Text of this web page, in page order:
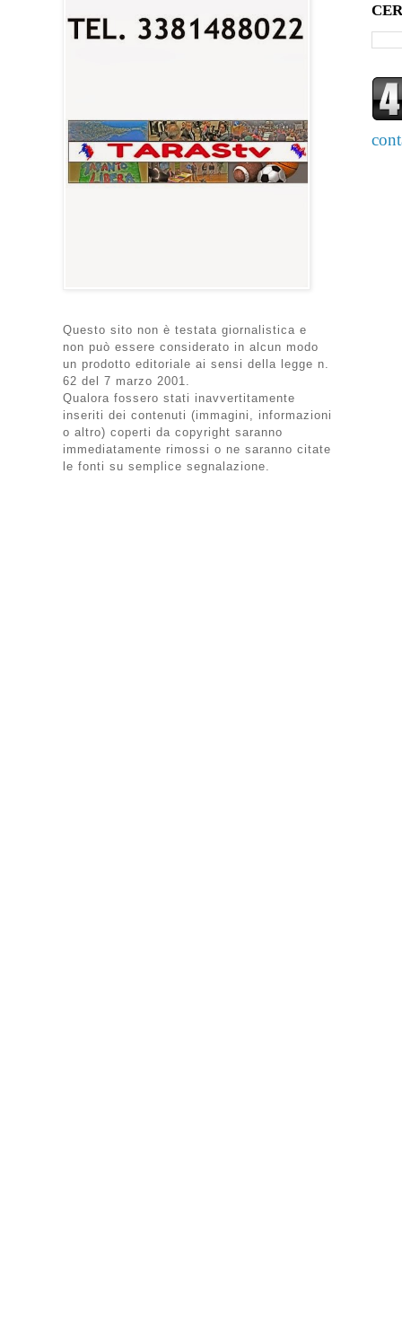
Questo sito non è testata giornalistica e
non può essere considerato in alcun modo
un prodotto editoriale ai sensi della legge n.
62 del 7 marzo 2001.
Qualora fossero stati inavvertitamente
inseriti dei contenuti (immagini, informazioni
o altro) coperti da copyright saranno
immediatamente rimossi o ne saranno citate
le fonti su semplice segnalazione.